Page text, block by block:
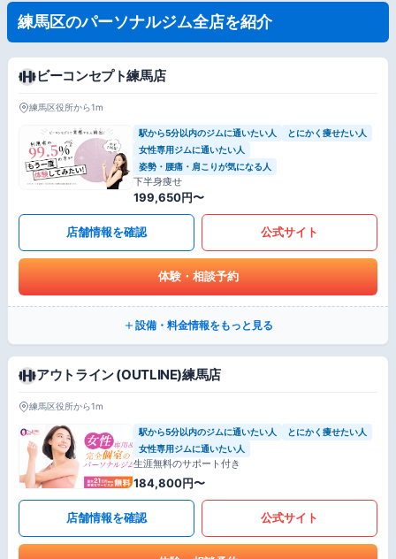
練馬区のパーソナルジム全店を紹介
ビーコンセプト練馬店
練馬区役所から1m
駅から5分以内のジムに通いたい人
とにかく痩せたい人
女性専用ジムに通いたい人
姿勢・腰痛・肩こりが気になる人
下半身痩せ
199,650円〜
店舗情報を確認 公式サイト
体験・相談予約
設備・料金情報をもっと見る
アウトライン (OUTLINE)練馬店
練馬区役所から1m
駅から5分以内のジムに通いたい人
とにかく痩せたい人
女性専用ジムに通いたい人
生涯無料のサポート付き
184,800円〜
店舗情報を確認 公式サイト